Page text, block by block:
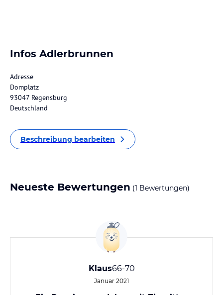
Infos Adlerbrunnen
Adresse
Domplatz
93047 Regensburg
Deutschland
Beschreibung bearbeiten
Neueste Bewertungen (1 Bewertungen)
Klaus66-70
Januar 2021